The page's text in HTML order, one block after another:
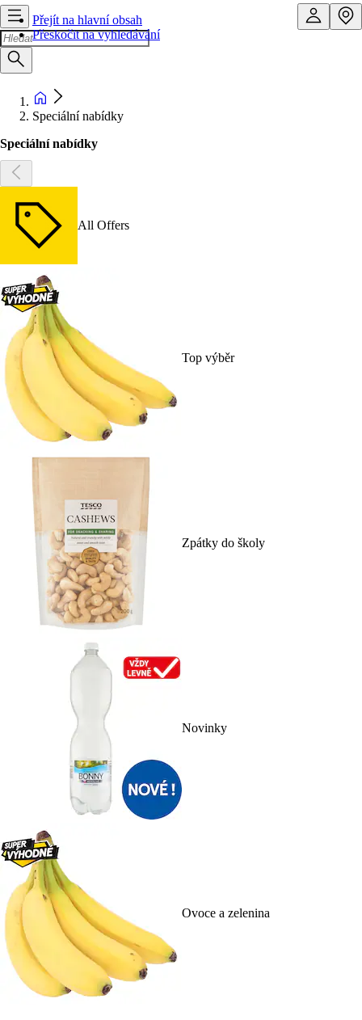
Přejít na hlavní obsah
Přeskočit na vyhledávání
Speciální nabídky
Speciální nabídky
All Offers
Top výběr
Zpátky do školy
Novinky
Ovoce a zelenina